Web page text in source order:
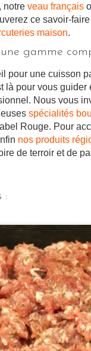
notre veau français
ce savoir-
maison.
une gamme
pour une cuisson
là pour vous guider
Nous vous
spécialités
Rouge. Pour
nos produits
de terroir et de
: